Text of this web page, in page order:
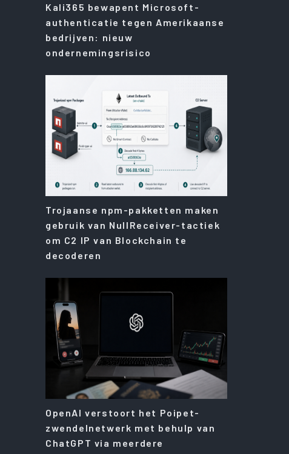
Kali365 bewapent Microsoft-
authenticatie tegen Amerikaanse
bedrijven: nieuw
ondernemingsrisico
Trojaanse npm-pakketten maken
gebruik van NullReceiver-tactiek
om C2 IP van Blockchain te
decoderen
OpenAI verstoort het Poipet-
zwendelnetwerk met behulp van
ChatGPT via meerdere